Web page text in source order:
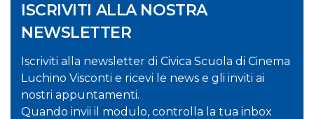
ISCRIVITI ALLA NOSTRA
NEWSLETTER
Iscriviti alla newsletter di Civica Scuola di Cinema
Luchino Visconti e ricevi le news e gli inviti ai
nostri appuntamenti.
Quando invii il modulo, controlla la tua inbox